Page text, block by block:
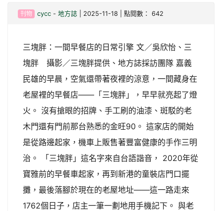
刊物 cycc- 地方誌 | 2025-11-18 | 點閱數： 642
三塊胖：一間早餐店的日常引擎 文／吳欣怡、三
塊胖 攝影／三塊胖提供、地方誌採訪團隊 嘉義
民雄的早晨，空氣還帶著夜裡的涼意，一間藏身在
老屋裡的早餐店——「三塊胖」，早早就亮起了燈
火。 沒有搶眼的招牌、手工刷的油漆、斑駁的老
木門還有門前那台熟悉的金旺90。 這家店的開始
是從路邊起家，機車上販售著豐富健康的手作三明
治。 「三塊胖」這名字來自台語諧音， 2020年從
寶雅前的早餐車起家，再到新港的童裝店門口擺
攤，最後落腳於現在的老屋地址——這一路走來
1762個日子，店主一筆一劃地用手機記下。 與老